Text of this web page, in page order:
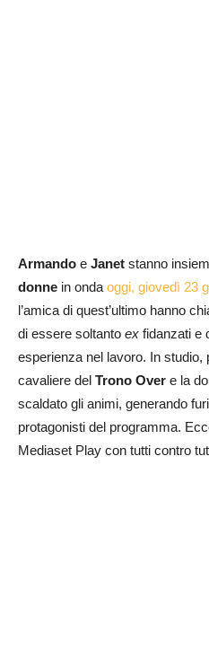
Armando e Janet stanno
donne in ondaoggi, giovedì 23
l’amica di quest’ultimo hanno
di essere soltanto ex fidanzati e
esperienza nel lavoro. In studio,
cavaliere del Trono Over e la
scaldato gli animi, generando
protagonisti del programma.
Mediaset Play con tutti contro